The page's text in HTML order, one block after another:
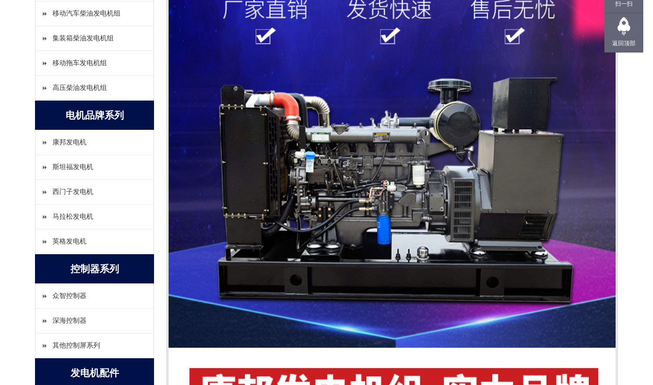
移动汽车柴油发电机组
集装箱柴油发电机组
移动拖车发电机组
高压柴油发电机组
电机品牌系列
康邦发电机
斯坦福发电机
西门子发电机
马拉松发电机
英格发电机
控制器系列
众智控制器
深海控制器
其他控制屏系列
发电机配件
扫一扫
返回顶部